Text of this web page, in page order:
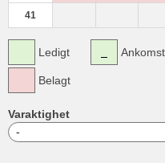
41
Ledigt
Belagt
Varaktighet